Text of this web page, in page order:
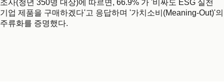
조사(청년 350명 대상)에 따르면, 66.9% 가 '비싸도 ESG 실천
기업 제품을 구매하겠다'고 응답하며 '가치소비(Meaning-Out)'의
주류화를 증명했다.